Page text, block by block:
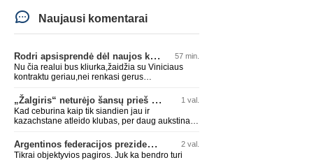
Naujausi komentarai
Rodri apsisprendė dėl naujos komandos 57 min.
Nu čia realui bus kliurka,žaidžia su Viniciaus
kontraktu geriau,nei renkasi gerus
„Žalgiris“ neturėjo šansų prieš „Hajduk“ 1 val.
Kad ceburina kaip tik siandien jau ir
kazachstane atleido klubas, per daug aukstinat
Argentinos federacijos prezidentas C. Tapia negailėjo pagyrų G. Infantino 2 val.
Tikrai objektyvios pagiros. Juk ka bendro turi